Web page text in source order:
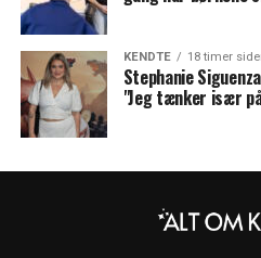
KENDTE 18 timer
Stephanie
"Jeg tænker især